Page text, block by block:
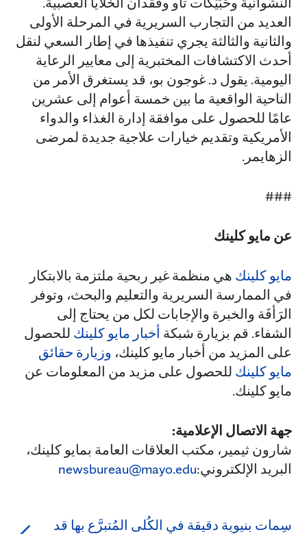
العديد من التجارب السريرية في المرحلة الأولى
والثانية والثالثة يجري تنفيذها في إطار السعي لنقل
أحدث الاكتشافات المختبرية إلى معايير الرعاية
اليومية. يقول د. غوجون بو، قد يستغرق الأمر من
الناحية الواقعية ما بين خمسة أعوام إلى عشرين
عامًا للحصول على موافقة إدارة الغذاء والدواء
الأمريكية وتقديم خيارات علاجية جديدة لمرضى
الزهايمر.
###
عن مايو كلينك
مايو كلينك هي منظمة غير ربحية ملتزمة بالابتكار
في الممارسة السريرية والتعليم والبحث، وتوفر
الرَأفَة والخبرة والإجابات لكل من يحتاج إلى
الشفاء. قم بزيارة شبكة أخبار مايو كلينك للحصول
على المزيد من أخبار مايو كلينك، وزيارة حقائق
مايو كلينك للحصول على مزيد من المعلومات عن
مايو كلينك.
جهة الاتصال الإعلامية:
شارون ثيمير، مكتب العلاقات العامة بمايو كلينك،
البريد الإلكتروني:newsbureau@mayo.edu
سِمات بنيوية دقيقة في الكُلى المُتبرَّع بها قد